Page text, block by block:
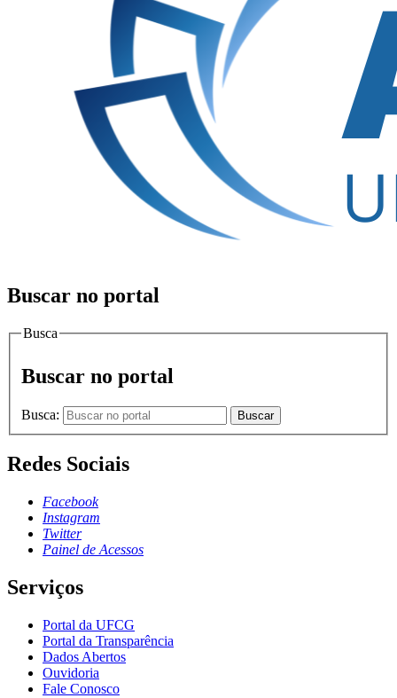
Buscar no portal
Busca
Buscar no portal
Busca: Buscar
Redes Sociais
Facebook
Instagram
Twitter
Painel de Acessos
Serviços
Portal da UFCG
Portal da Transparência
Dados Abertos
Ouvidoria
Fale Conosco